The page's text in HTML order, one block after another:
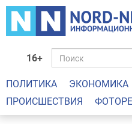
16+
ПОЛИТИКА ЭКОНОМИКА
ПРОИСШЕСТВИЯ